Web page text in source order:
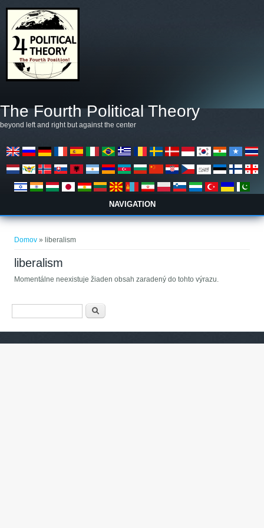
The Fourth Political Theory
beyond left and right but against the center
NAVIGATION
Domov » liberalism
liberalism
Momentálne neexistuje žiaden obsah zaradený do tohto výrazu.
Vyhľadávanie